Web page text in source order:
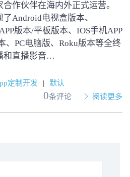
作伙伴在海内外正式运营。
了Android电视盒版本、
版本/平板版本、IOS手机APP
、PC电脑版、Roku版本等全终
和直播影音…
定制开发 | 默认
0条评论 阅读更多